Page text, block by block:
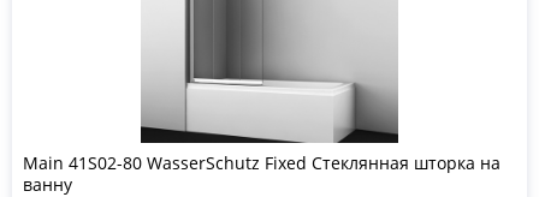
Main 41S02-80 WasserSchutz Fixed Стеклянная шторка на
ванну